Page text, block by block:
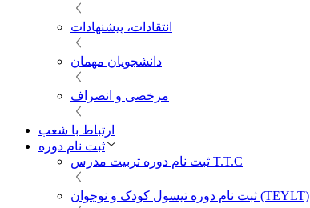
انتقادات، پیشنهادات
دانشجویان مهمان
مرخصی و انصراف
ارتباط با شعب
ثبت نام دوره
ثبت نام دوره تربیت مدرس T.T.C
ثبت نام دوره تیسول کودک و نوجوان (TEYLT)